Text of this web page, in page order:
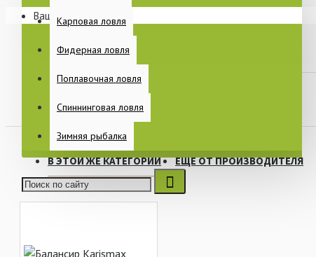
Раскладушки
ПИТАНИЕ
КАТУШКИ
Карповая ловля
Фидерная ловля
Поплавочная ловля
Спиннинговая ловля
Зимняя рыбалка
Ваша корзина пуста!
В ЭТОЙ ЖЕ КАТЕГОРИИ ЕЩЕ ОТ ПРОИЗВОДИТЕЛЯ